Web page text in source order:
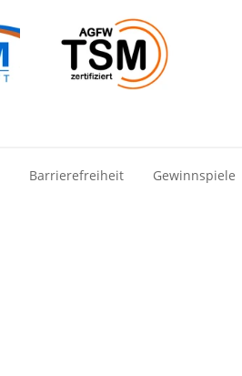
Barrierefreiheit Gewinnspiele